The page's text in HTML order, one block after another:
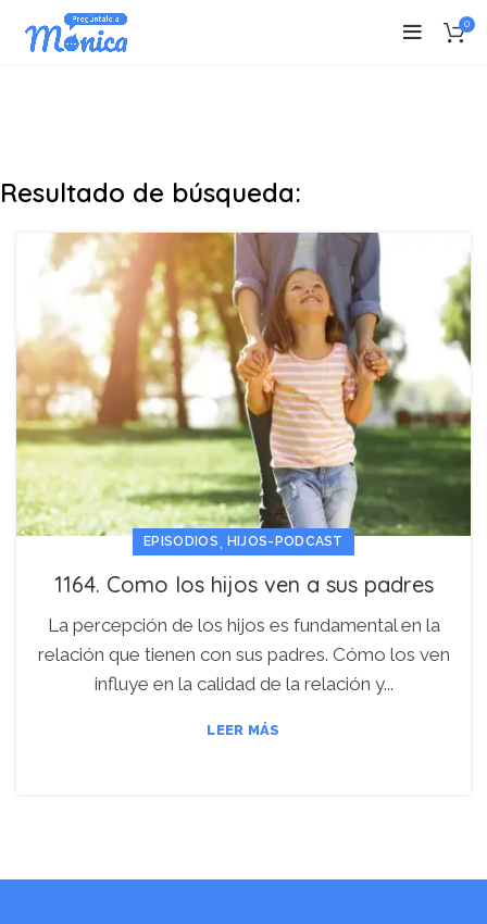
0
Resultado de búsqueda:
EPISODIOS, HIJOS-PODCAST
1164. Como los hijos ven a sus padres
La percepción de los hijos es fundamental en la
relación que tienen con sus padres. Cómo los ven
influye en la calidad de la relación y...
LEER MÁS